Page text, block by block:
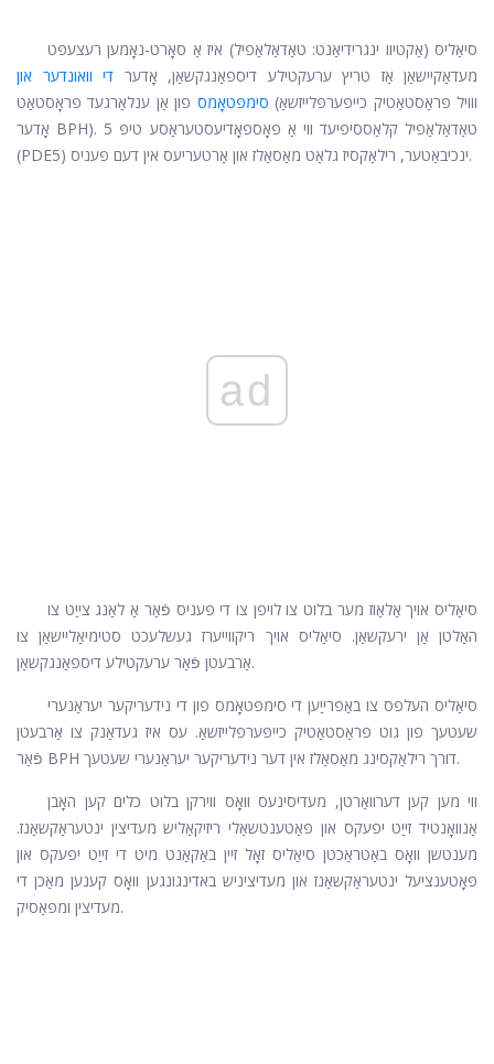
סיאַליס (אַקטיוו ינגרידיאַנט: טאַדאַלאַפיל) איז אַ סאָרט-נאָמען רעצעפּט
מעדאַקיישאַן אַז טריץ ערעקטילע דיספאַנגקשאַן, אָדער די וואונדער און
סימפּטאָמס פון אַן ענלאַרגעד פּראָסטאַט (ווויל פּראַסטאַטיק כייפּערפּלייזשאַ
אָדער BPH). טאַדאַלאַפיל קלאַססיפיעד ווי אַ פאָספאָדיעסטעראַסע טיפּ 5
(PDE5) ינכיבאַטער, רילאַקסיז גלאַט מאַסאַלז און אַרטעריעס אין דעם פּעניס.
ad
סיאַליס אויך אַלאַוז מער בלוט צו לויפן צו די פּעניס פֿאַר אַ לאַנג צייַט צו
האַלטן אַן ירעקשאַן. סיאַליס אויך ריקווייערז געשלעכט סטימיאַליישאַן צו
אַרבעטן פֿאַר ערעקטילע דיספאַנגקשאַן.
סיאַליס העלפּס צו באַפרייַען די סימפּטאָמס פון די נידעריקער יעראַנערי
שעטעך פון גוט פּראַסטאַטיק כייפּערפּלייזשאַ. עס איז געדאַנק צו אַרבעטן
פֿאַר BPH דורך רילאַקסינג מאַסאַלז אין דער נידעריקער יעראַנערי שעטעך.
ווי מען קען דערוואַרטן, מעדיסינעס וואָס ווירקן בלוט כלים קען האָבן
אַנוואָנטיד זייַט יפעקס און פּאַטענטשאַלי ריזיקאַליש מעדיצין ינטעראַקשאַנז.
מענטשן וואָס באַטראַכטן סיאַליס זאָל זיין באַקאַנט מיט די זייַט יפעקס און
פּאָטענציעל ינטעראַקשאַנז און מעדיציניש באדינגונגען וואָס קענען מאַכן די
מעדיצין ומפּאַסיק.